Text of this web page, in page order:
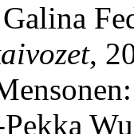
,
Pekka